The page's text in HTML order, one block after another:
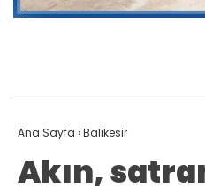
Ana Sayfa ›Balıkesir
Akın,